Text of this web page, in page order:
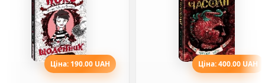
Ціна: 190.00 UAH Ціна: 400.00 UAH